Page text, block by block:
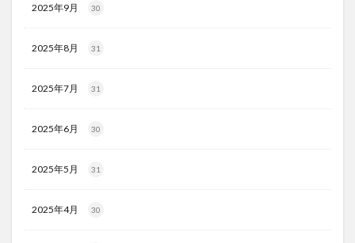
2025年9月 30
2025年8月 31
2025年7月 31
2025年6月 30
2025年5月 31
2025年4月 30